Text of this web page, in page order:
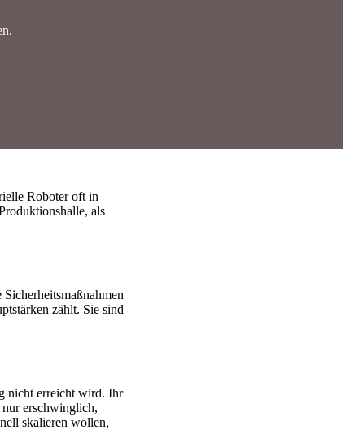
Roboter oft in
als
zählt. Sie sind
nicht erreicht wird. Ihr
nur erschwinglich,
skalieren wollen,